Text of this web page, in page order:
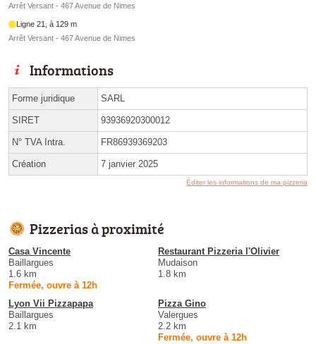
Arrêt Versant - 467 Avenue de Nimes
Ligne 21, à 129 m
Arrêt Versant - 467 Avenue de Nimes
Informations
Forme juridique SARL
SIRET 93936920300012
N° TVA Intra. FR86939369203
Création 7 janvier 2025
Éditer les informations de ma pizzeria
Pizzerias à proximité
Casa Vincente
Baillargues
1.6 km
Fermée, ouvre à 12h
Restaurant Pizzeria l'Olivier
Mudaison
1.8 km
Lyon Vii Pizzapapa
Baillargues
2.1 km
Pizza Gino
Valergues
2.2 km
Fermée, ouvre à 12h